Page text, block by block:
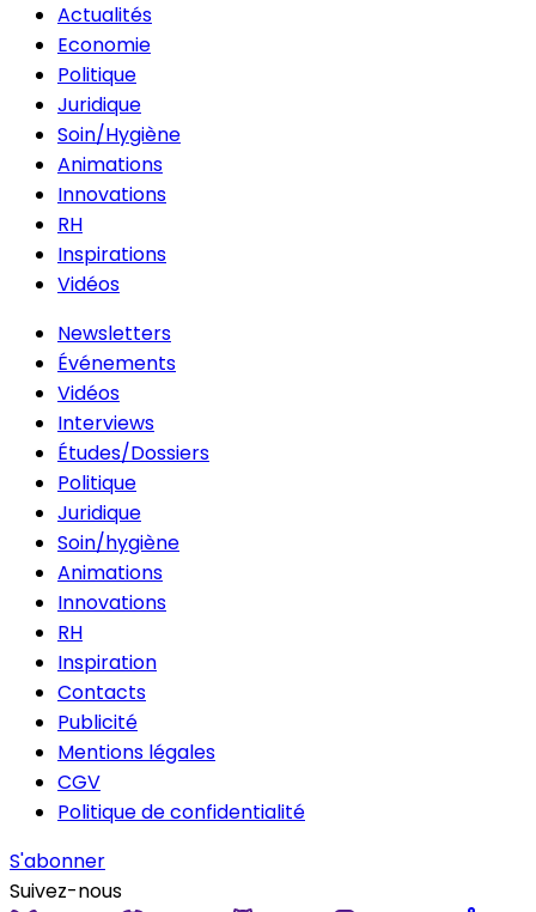
Actualités
Economie
Politique
Juridique
Soin/Hygiène
Animations
Innovations
RH
Inspirations
Vidéos
Newsletters
Événements
Vidéos
Interviews
Études/Dossiers
Politique
Juridique
Soin/hygiène
Animations
Innovations
RH
Inspiration
Contacts
Publicité
Mentions légales
CGV
Politique de confidentialité
S'abonner
Suivez-nous